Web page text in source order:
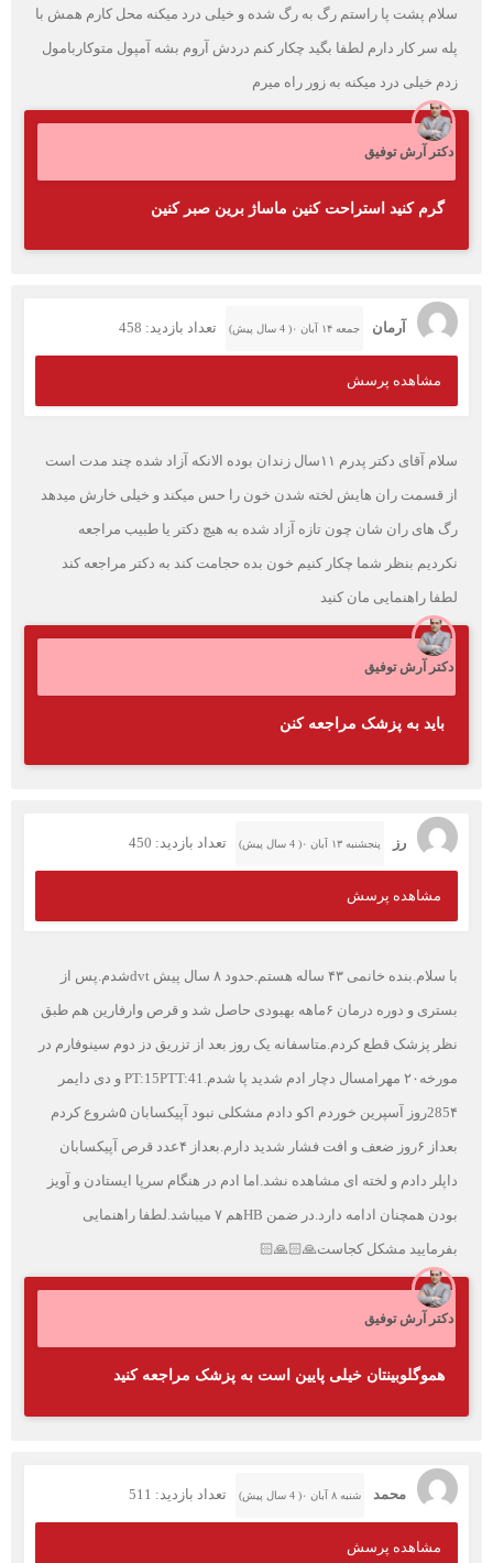
سلام پشت پا راستم رگ به رگ شده و خیلی درد میکنه محل کارم همش با
پله سر کار دارم لطفا بگید چکار کنم دردش آروم بشه آمپول متوکاربامول
زدم خیلی درد میکنه به زور راه میرم
دکتر آرش توفیق
گرم کنید استراحت کنین ماساژ برین صبر کنین
آرمان جمعه ۱۴ آبان ۰( 4 سال پیش) تعداد بازدید: 458
مشاهده پرسش
سلام آقای دکتر پدرم ۱۱سال زندان بوده الانکه آزاد شده چند مدت است
از قسمت ران هایش لخته شدن خون را حس میکند و خیلی خارش میدهد
رگ های ران شان چون تازه آزاد شده به هیچ دکتر یا طبیب مراجعه
نکردیم بنظر شما چکار کنیم خون بده حجامت کند به دکتر مراجعه کند
لطفا راهنمایی مان کنید
دکتر آرش توفیق
باید به پزشک مراجعه کنن
رز پنجشنبه ۱۳ آبان ۰( 4 سال پیش) تعداد بازدید: 450
مشاهده پرسش
با سلام.بنده خانمی ۴۳ ساله هستم.حدود ۸ سال پیش dvtشدم.پس از
بستری و دوره درمان ۶ماهه بهبودی حاصل شد و قرص وارفارین هم طبق
نظر پزشک قطع کردم.متاسفانه یک روز بعد از تزریق دز دوم سینوفارم در
مورخه۲۰ مهرامسال دچار ادم شدید پا شدم.PT:15PTT:41 و دی دایمر
285۴روز آسپرین خوردم اکو دادم مشکلی نبود آپیکسابان ۵شروع کردم
بعداز ۶روز ضعف و افت فشار شدید دارم.بعداز ۴عدد قرص آپیکسابان
داپلر دادم و لخته ای مشاهده نشد.اما ادم در هنگام سرپا ایستادن و آویز
بودن همچنان ادامه دارد.در ضمن HBهم ۷ میباشد.لطفا راهنمایی
بفرمایید مشکل کجاست🙏🏻🙏🏻
دکتر آرش توفیق
هموگلوبینتان خیلی پایین است به پزشک مراجعه کنید
محمد شنبه ۸ آبان ۰( 4 سال پیش) تعداد بازدید: 511
مشاهده پرسش